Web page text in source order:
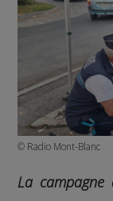
© Radio Mont-Blanc
La campagne